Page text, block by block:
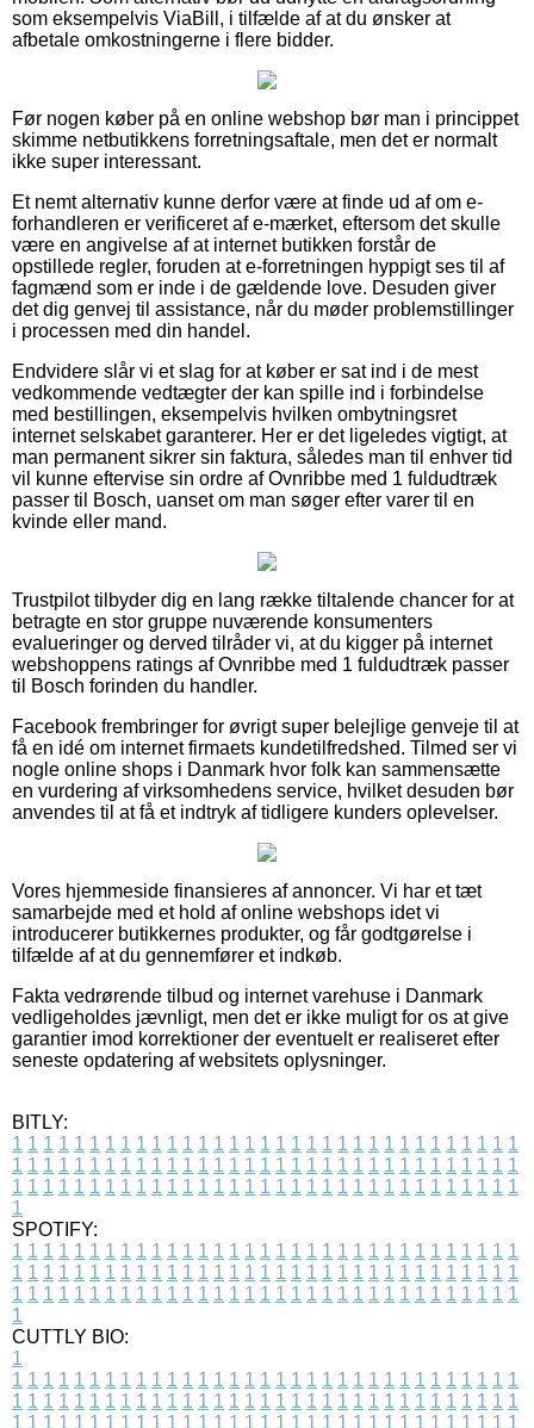
som eksempelvis ViaBill, i tilfælde af at du ønsker at
afbetale omkostningerne i flere bidder.
Før nogen køber på en online webshop bør man i princippet
skimme netbutikkens forretningsaftale, men det er normalt
ikke super interessant.
Et nemt alternativ kunne derfor være at finde ud af om e-
forhandleren er verificeret af e-mærket, eftersom det skulle
være en angivelse af at internet butikken forstår de
opstillede regler, foruden at e-forretningen hyppigt ses til af
fagmænd som er inde i de gældende love. Desuden giver
det dig genvej til assistance, når du møder problemstillinger
i processen med din handel.
Endvidere slår vi et slag for at køber er sat ind i de mest
vedkommende vedtægter der kan spille ind i forbindelse
med bestillingen, eksempelvis hvilken ombytningsret
internet selskabet garanterer. Her er det ligeledes vigtigt, at
man permanent sikrer sin faktura, således man til enhver tid
vil kunne eftervise sin ordre af Ovnribbe med 1 fuldudtræk
passer til Bosch, uanset om man søger efter varer til en
kvinde eller mand.
Trustpilot tilbyder dig en lang række tiltalende chancer for at
betragte en stor gruppe nuværende konsumenters
evalueringer og derved tilråder vi, at du kigger på internet
webshoppens ratings af Ovnribbe med 1 fuldudtræk passer
til Bosch forinden du handler.
Facebook frembringer for øvrigt super belejlige genveje til at
få en idé om internet firmaets kundetilfredshed. Tilmed ser vi
nogle online shops i Danmark hvor folk kan sammensætte
en vurdering af virksomhedens service, hvilket desuden bør
anvendes til at få et indtryk af tidligere kunders oplevelser.
Vores hjemmeside finansieres af annoncer. Vi har et tæt
samarbejde med et hold af online webshops idet vi
introducerer butikkernes produkter, og får godtgørelse i
tilfælde af at du gennemfører et indkøb.
Fakta vedrørende tilbud og internet varehuse i Danmark
vedligeholdes jævnligt, men det er ikke muligt for os at give
garantier imod korrektioner der eventuelt er realiseret efter
seneste opdatering af websitets oplysninger.
BITLY:
1 1 1 1 1 1 1 1 1 1 1 1 1 1 1 1 1 1 1 1 1 1 1 1 1 1 1 1 1 1 1 1 1
1 1 1 1 1 1 1 1 1 1 1 1 1 1 1 1 1 1 1 1 1 1 1 1 1 1 1 1 1 1 1 1 1
1 1 1 1 1 1 1 1 1 1 1 1 1 1 1 1 1 1 1 1 1 1 1 1 1 1 1 1 1 1 1 1 1
1
SPOTIFY:
1 1 1 1 1 1 1 1 1 1 1 1 1 1 1 1 1 1 1 1 1 1 1 1 1 1 1 1 1 1 1 1 1
1 1 1 1 1 1 1 1 1 1 1 1 1 1 1 1 1 1 1 1 1 1 1 1 1 1 1 1 1 1 1 1 1
1 1 1 1 1 1 1 1 1 1 1 1 1 1 1 1 1 1 1 1 1 1 1 1 1 1 1 1 1 1 1 1 1
1
CUTTLY BIO:
1
1 1 1 1 1 1 1 1 1 1 1 1 1 1 1 1 1 1 1 1 1 1 1 1 1 1 1 1 1 1 1 1 1
1 1 1 1 1 1 1 1 1 1 1 1 1 1 1 1 1 1 1 1 1 1 1 1 1 1 1 1 1 1 1 1 1
1 1 1 1 1 1 1 1 1 1 1 1 1 1 1 1 1 1 1 1 1 1 1 1 1 1 1 1 1 1 1 1 1